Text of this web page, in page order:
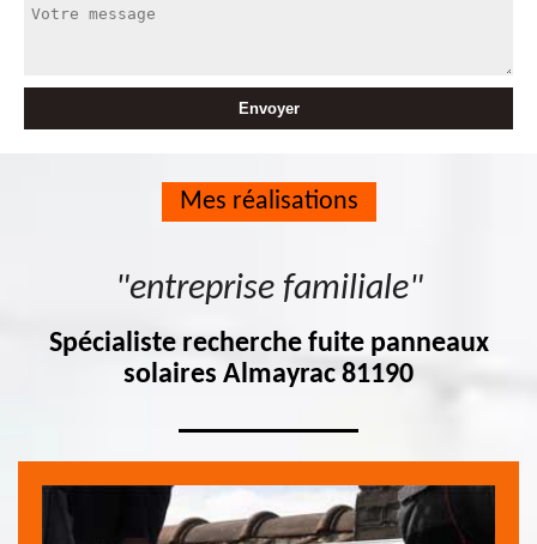
Mes réalisations
"entreprise familiale"
Spécialiste recherche fuite panneaux
solaires Almayrac 81190